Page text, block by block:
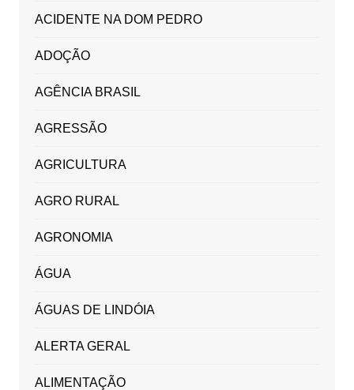
ACIDENTE NA DOM PEDRO
ADOÇÃO
AGÊNCIA BRASIL
AGRESSÃO
AGRICULTURA
AGRO RURAL
AGRONOMIA
ÁGUA
ÁGUAS DE LINDÓIA
ALERTA GERAL
ALIMENTAÇÃO